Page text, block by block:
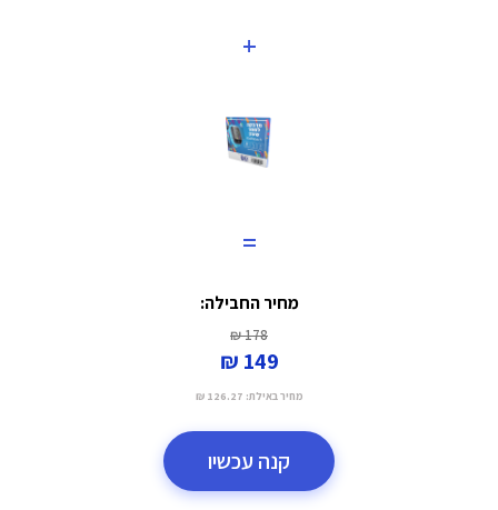
+
=
מחיר החבילה:
178 ₪
149 ₪
מחיר באילת: 126.27 ₪
קנה עכשיו